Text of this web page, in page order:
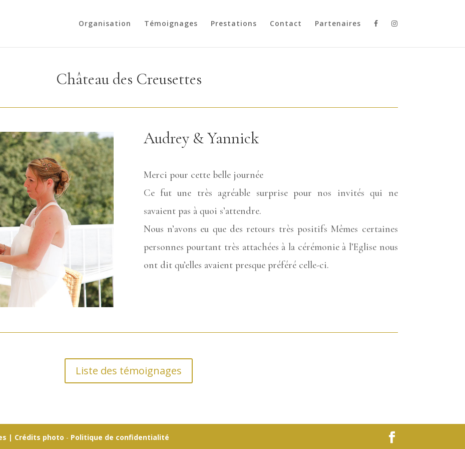
Organisation Témoignages Prestations Contact Partenaires
Château des Creusettes
Audrey & Yannick
Merci pour cette belle journée
Ce fut une très agréable surprise pour nos invités qui ne
savaient pas à quoi s’attendre.
Nous n’avons eu que des retours très positifs Mêmes certaines
personnes pourtant très attachées à la cérémonie à l’Eglise nous
ont dit qu’elles avaient presque préféré celle-ci.
Liste des témoignages
| Crédits photo - Politique de confidentialité